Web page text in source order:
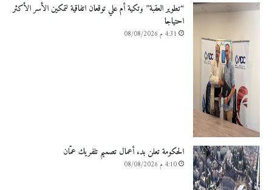
“تطوير العقبة” وتكية أم علي توقعان اتفاقية لتمكين الأسر الأكثر
احتياجا
4:31 م 08/08/2026
الحكومة تعلن بدء أعمال تصميم تلفريك عمّان
4:10 م 08/08/2026